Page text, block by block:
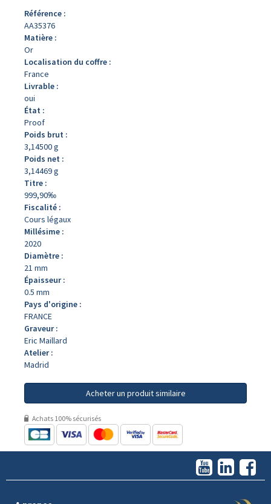
Référence :
AA35376
Matière :
Or
Localisation du coffre :
France
Livrable :
oui
État :
Proof
Poids brut :
3,14500 g
Poids net :
3,14469 g
Titre :
999,90‰
Fiscalité :
Cours légaux
Millésime :
2020
Diamètre :
21 mm
Épaisseur :
0.5 mm
Pays d'origine :
FRANCE
Graveur :
Eric Maillard
Atelier :
Madrid
Acheter un produit similaire
Achats 100% sécurisés